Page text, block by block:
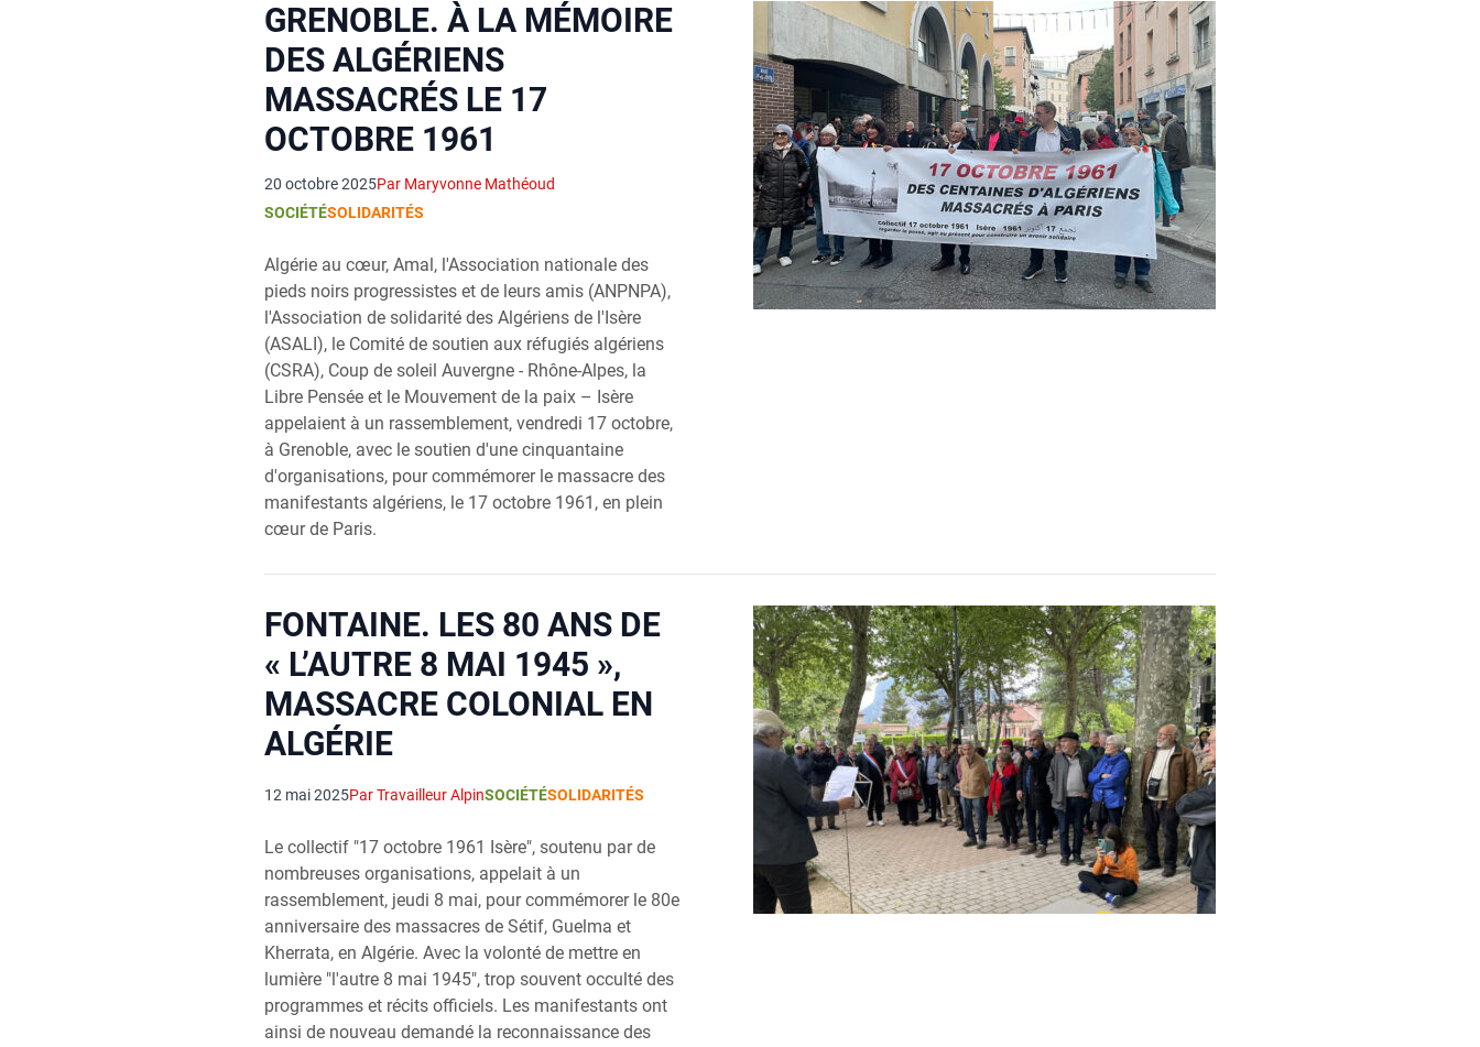
GRENOBLE. À LA MÉMOIRE
DES ALGÉRIENS
MASSACRÉS LE 17
OCTOBRE 1961
20 octobre 2025Par Maryvonne Mathéoud
SOCIÉTÉSOLIDARITÉS
Algérie au cœur, Amal, l'Association nationale des
pieds noirs progressistes et de leurs amis (ANPNPA),
l'Association de solidarité des Algériens de l'Isère
(ASALI), le Comité de soutien aux réfugiés algériens
(CSRA), Coup de soleil Auvergne - Rhône-Alpes, la
Libre Pensée et le Mouvement de la paix – Isère
appelaient à un rassemblement, vendredi 17 octobre,
à Grenoble, avec le soutien d'une cinquantaine
d'organisations, pour commémorer le massacre des
manifestants algériens, le 17 octobre 1961, en plein
cœur de Paris.
FONTAINE. LES 80 ANS DE
« L’AUTRE 8 MAI 1945 »,
MASSACRE COLONIAL EN
ALGÉRIE
12 mai 2025Par Travailleur AlpinSOCIÉTÉSOLIDARITÉS
Le collectif "17 octobre 1961 Isère", soutenu par de
nombreuses organisations, appelait à un
rassemblement, jeudi 8 mai, pour commémorer le 80e
anniversaire des massacres de Sétif, Guelma et
Kherrata, en Algérie. Avec la volonté de mettre en
lumière "l'autre 8 mai 1945", trop souvent occulté des
programmes et récits officiels. Les manifestants ont
ainsi de nouveau demandé la reconnaissance des